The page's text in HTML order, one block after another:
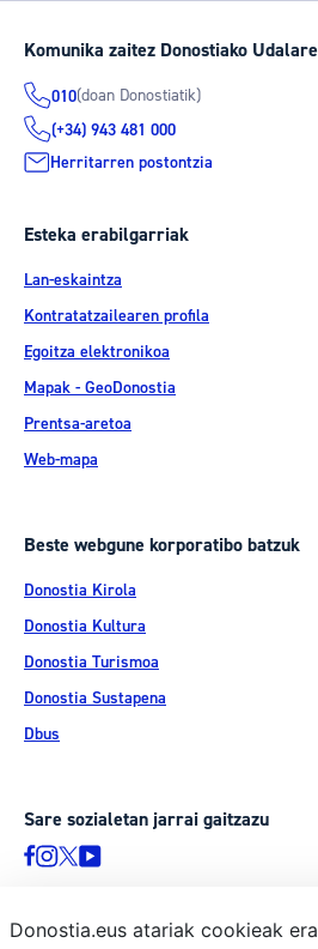
Komunika zaitez Donostiako
010(doan Donostiatik)
(+34) 943 481 000
Herritarren postontzia
Esteka erabilgarriak
Lan-eskaintza
Kontratatzailearen profila
Egoitza elektronikoa
Mapak - GeoDonostia
Prentsa-aretoa
Web-mapa
Beste webgune korporatibo batzuk
Donostia Kirola
Donostia Kultura
Donostia Turismoa
Donostia Sustapena
Dbus
Sare sozialetan jarrai gaitzazu
Donostia.eus atariak cookieak